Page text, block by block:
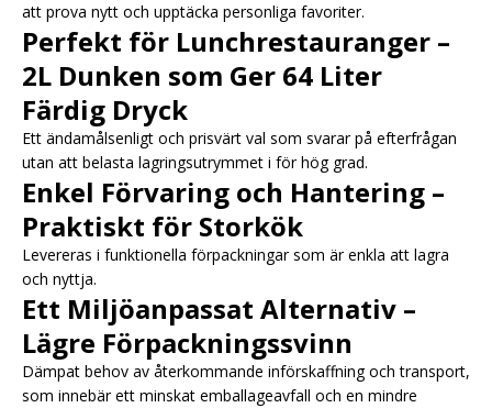
att prova nytt och upptäcka personliga favoriter.
Perfekt för Lunchrestauranger –
2L Dunken som Ger 64 Liter
Färdig Dryck
Ett ändamålsenligt och prisvärt val som svarar på efterfrågan
utan att belasta lagringsutrymmet i för hög grad.
Enkel Förvaring och Hantering –
Praktiskt för Storkök
Levereras i funktionella förpackningar som är enkla att lagra
och nyttja.
Ett Miljöanpassat Alternativ –
Lägre Förpackningssvinn
Dämpat behov av återkommande införskaffning och transport,
som innebär ett minskat emballageavfall och en mindre